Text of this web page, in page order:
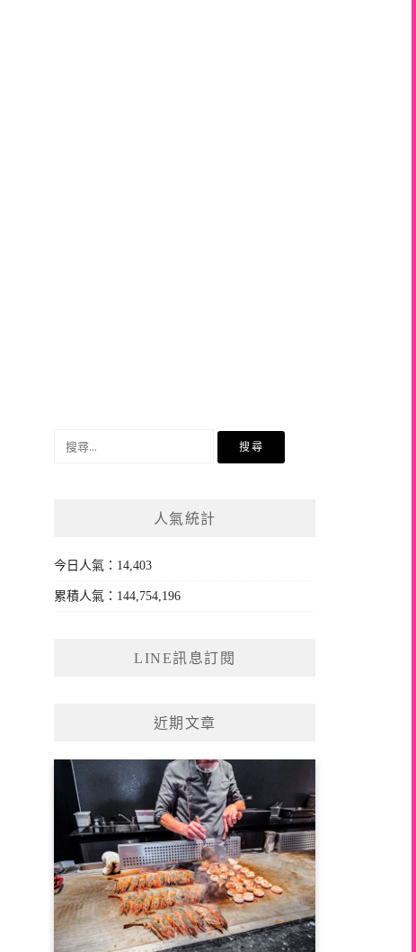
人氣統計
今日人氣：14,403
累積人氣：144,754,196
LINE訊息訂閱
近期文章